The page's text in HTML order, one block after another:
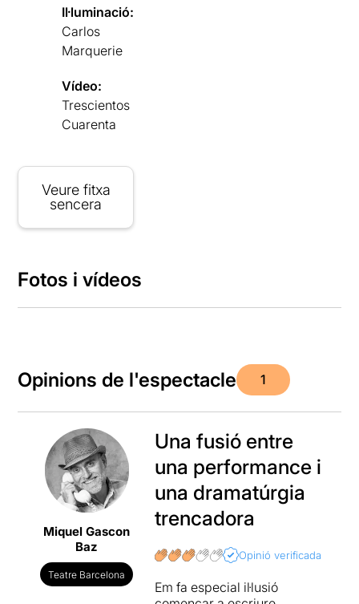
Il·luminació:
Carlos
Marquerie
Vídeo:
Trescientos
Cuarenta
Veure fitxa
sencera
Fotos i vídeos
Opinions de l'espectacle 1
Miquel Gascon
Baz
Teatre Barcelona
Una fusió entre
una performance i
una dramatúrgia
trencadora
Opinió verificada
Em fa especial il·lusió